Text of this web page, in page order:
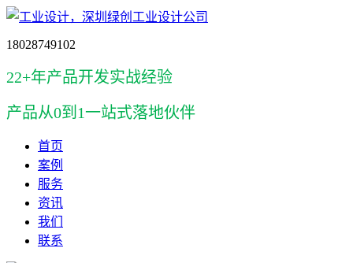
18028749102
22+年产品开发实战经验
产品从0到1一站式落地伙伴
首页
案例
服务
资讯
我们
联系